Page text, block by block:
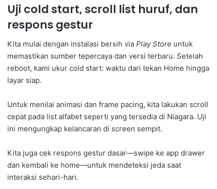
Uji cold start, scroll list huruf, dan
respons gestur
Kita mulai dengan instalasi bersih via Play Store untuk
memastikan sumber tepercaya dan versi terbaru. Setelah
reboot, kami ukur cold start: waktu dari tekan Home hingga
layar siap.
Untuk menilai animasi dan frame pacing, kita lakukan scroll
cepat pada list alfabet seperti yang tersedia di Niagara. Uji
ini mengungkap kelancaran di screen sempit.
Kita juga cek respons gestur dasar—swipe ke app drawer
dan kembali ke home—untuk mendeteksi jeda saat
interaksi sehari-hari.